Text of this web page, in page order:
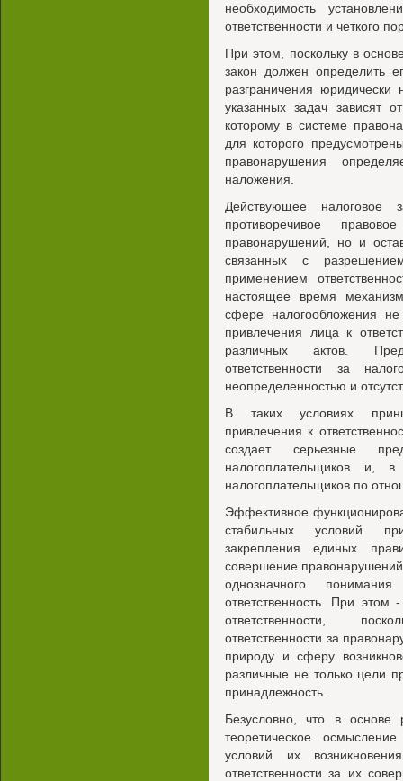
необходимость
ответственности и четкого
При этом, поскольку в
закон должен определить
разграничения
указанных задач зависят
которому в системе
для которого
правонарушения
наложения.
Действующее налоговое
противоречивое
правонарушений, но и
связанных с
применением
настоящее время
сфере налогообложения не
привлечения лица к
различных актов.
ответственности за
неопределенностью и
В таких условиях
привлечения к
создает серьезные
налогоплательщиков и,
налогоплательщиков по
Эффективное
стабильных условий
закрепления единых
совершение
однозначного
ответственность. При
ответственности,
ответственности за
природу и сферу
различные не только цели
принадлежность.
Безусловно, что в основе
теоретическое
условий их
ответственности за их